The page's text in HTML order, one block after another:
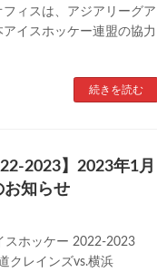
ィスは、アジアリーグア
イスホッケー連盟の協力
続きを読む
2023】2023年1月
お知らせ
スホッケー 2022-2023
クレインズvs.横浜